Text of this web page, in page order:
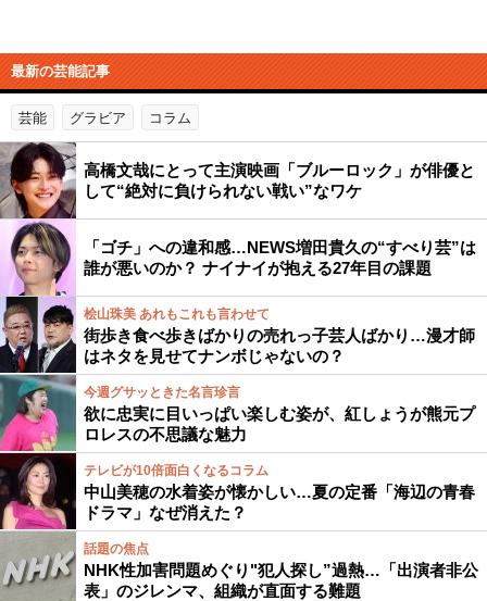
最新の芸能記事
芸能 グラビア コラム
高橋文哉にとって主演映画「ブルーロック」が俳優と
して“絶対に負けられない戦い”なワケ
「ゴチ」への違和感…NEWS増田貴久の“すべり芸”は
誰が悪いのか？ ナイナイが抱える27年目の課題
桧山珠美 あれもこれも言わせて
街歩き食べ歩きばかりの売れっ子芸人ばかり…漫才師
はネタを見せてナンボじゃないの？
今週グサッときた名言珍言
欲に忠実に目いっぱい楽しむ姿が、紅しょうが熊元プ
ロレスの不思議な魅力
テレビが10倍面白くなるコラム
中山美穂の水着姿が懐かしい…夏の定番「海辺の青春
ドラマ」なぜ消えた？
話題の焦点
NHK性加害問題めぐり"犯人探し”過熱…「出演者非公
表」のジレンマ、組織が直面する難題